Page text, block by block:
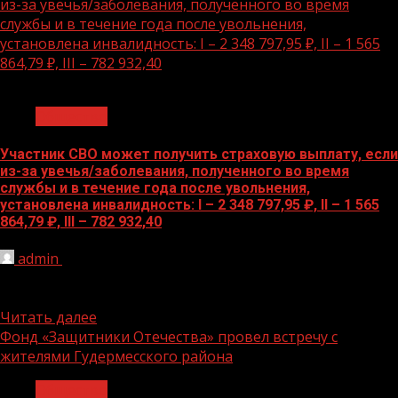
из-за увечья/заболевания, полученного во время
службы и в течение года после увольнения,
установлена инвалидность: I – 2 348 797,95 ₽, II – 1 565
864,79 ₽, III – 782 932,40
Участник СВО может получить страховую выплату, если
из-за увечья/заболевания, полученного во время
службы и в течение года после увольнения,
установлена инвалидность: I – 2 348 797,95 ₽, II – 1 565
864,79 ₽, III – 782 932,40
admin
Читать далее
Фонд «Защитники Отечества» провел встречу с
жителями Гудермесского района